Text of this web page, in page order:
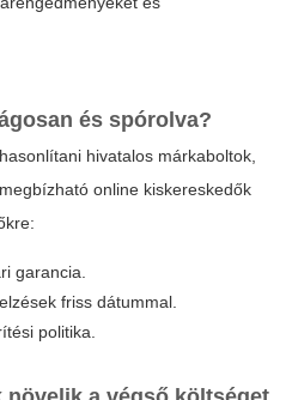
és spórolva?
hivatalos márkaboltok,
online kiskereskedők
garancia.
friss dátummal.
politika.